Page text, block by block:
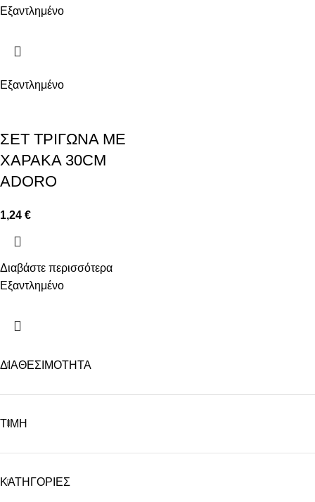
ΔΙΑΘΕΣΙΜΟΤΗΤΑ
ΤΙΜΗ
ΚΑΤΗΓΟΡΙΕΣ
Εξαντλημένο
Εξαντλημένο
ΣΕΤ ΤΡΙΓΩΝΑ ΜΕ
ΧΑΡΑΚΑ 30CM
ADORO
1,24 €
Διαβάστε περισσότερα
Εξαντλημένο